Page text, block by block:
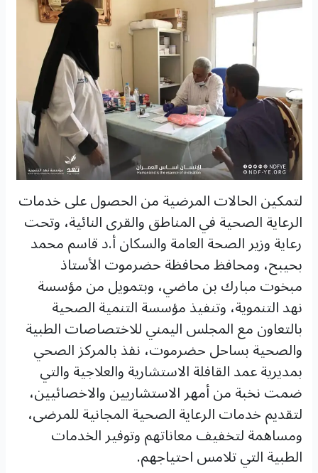
لتمكين الحالات المرضية من الحصول على خدمات
الرعاية الصحية في المناطق والقرى النائية، وتحت
رعاية وزير الصحة العامة والسكان أ.د قاسم محمد
بحيبح، ومحافظ محافظة حضرموت الأستاذ
مبخوت مبارك بن ماضي، وبتمويل من مؤسسة
نهد التنموية، وتنفيذ مؤسسة التنمية الصحية
بالتعاون مع المجلس اليمني للاختصاصات الطبية
والصحية بساحل حضرموت، نفذ بالمركز الصحي
بمديرية عمد القافلة الاستشارية والعلاجية والتي
ضمت نخبة من أمهر الاستشاريين والاخصائيين،
لتقديم خدمات الرعاية الصحية المجانية للمرضى،
ومساهمة لتخفيف معاناتهم وتوفير الخدمات
الطبية التي تلامس احتياجهم.